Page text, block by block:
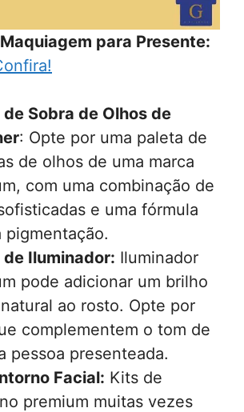
para Presente:
de Sobra de Olhos de
: Opte por uma paleta de
de olhos de uma marca
com uma combinação de
e uma fórmula
pigmentação.
de Iluminador: Iluminador
pode adicionar um brilho
ao rosto. Opte por
complementem o tom de
pessoa presenteada.
Facial: Kits de
premium muitas vezes